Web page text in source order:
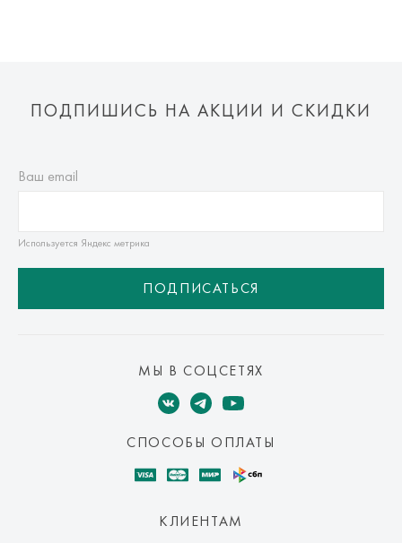
ПОДПИШИСЬ НА АКЦИИ И СКИДКИ
Ваш email
Используется Яндекс метрика
ПОДПИСАТЬСЯ
МЫ В СОЦСЕТЯХ
СПОСОБЫ ОПЛАТЫ
КЛИЕНТАМ